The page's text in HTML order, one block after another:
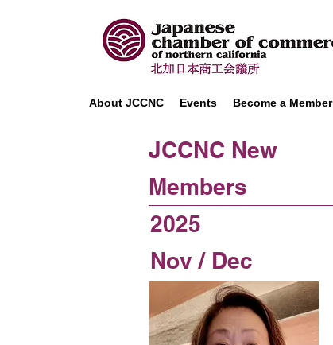
About JCCNC Events Become a Member
JCCNC New
Members
2025
Nov / Dec